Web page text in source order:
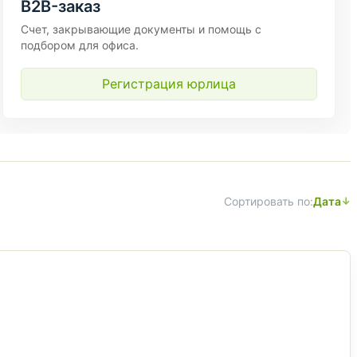
B2B-заказ
Счет, закрывающие документы и помощь с
подбором для офиса.
Регистрация юрлица
Сортировать по:Дата